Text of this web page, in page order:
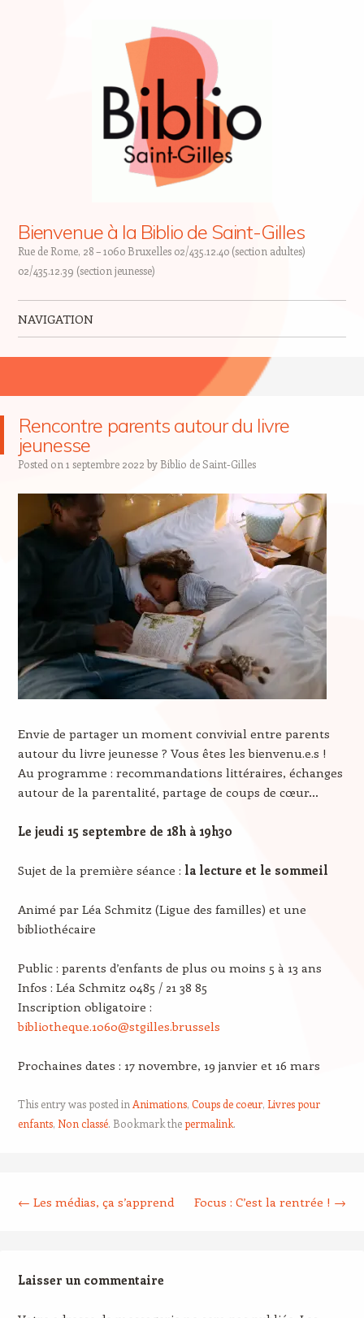
Bienvenue à la Biblio de Saint-Gilles
Rue de Rome, 28 – 1060 Bruxelles 02/435.12.40 (section adultes)
02/435.12.39 (section jeunesse)
NAVIGATION
Rencontre parents autour du livre
jeunesse
Posted on 1 septembre 2022 by Biblio de Saint-Gilles
Envie de partager un moment convivial entre parents
autour du livre jeunesse ? Vous êtes les bienvenu.e.s !
Au programme : recommandations littéraires, échanges
autour de la parentalité, partage de coups de cœur…
Le jeudi 15 septembre de 18h à 19h30
Sujet de la première séance : la lecture et le sommeil
Animé par Léa Schmitz (Ligue des familles) et une
bibliothécaire
Public : parents d’enfants de plus ou moins 5 à 13 ans
Infos : Léa Schmitz 0485 / 21 38 85
Inscription obligatoire :
bibliotheque.1060@stgilles.brussels
Prochaines dates : 17 novembre, 19 janvier et 16 mars
This entry was posted in Animations, Coups de coeur, Livres pour
enfants, Non classé. Bookmark thepermalink.
← Les médias, ça s’apprend Focus : C’est la rentrée ! →
Laisser un commentaire